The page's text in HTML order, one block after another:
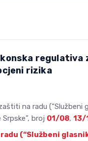
regulativa
rizika
na radu (“Službeni
Srpske”, broj 01/08,13/
radu (“Službeni